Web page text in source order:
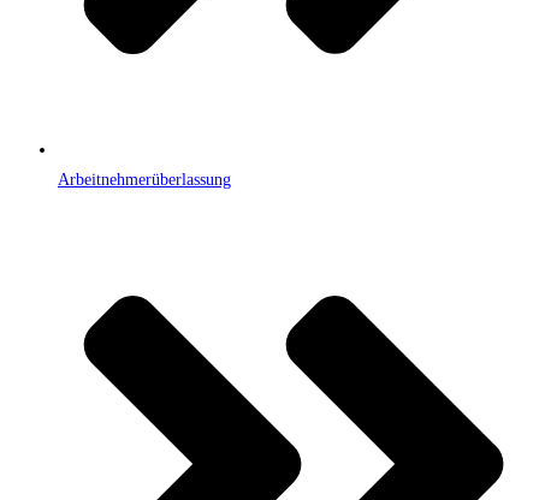
Arbeitnehmerüberlassung